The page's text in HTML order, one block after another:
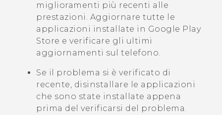
miglioramenti più recenti alle
prestazioni. Aggiornare tutte le
applicazioni installate in Google Play
Store e verificare gli ultimi
aggiornamenti sul telefono.
Se il problema si è verificato di
recente, disinstallare le applicazioni
che sono state installate appena
prima del verificarsi del problema.